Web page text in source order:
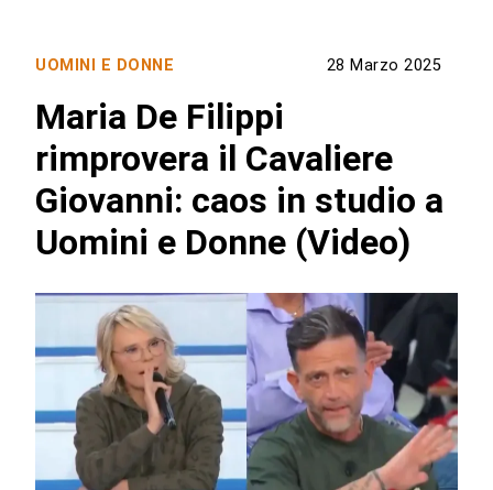
UOMINI E DONNE 28 Marzo 2025
Maria De Filippi
rimprovera il Cavaliere
Giovanni: caos in studio a
Uomini e Donne (Video)